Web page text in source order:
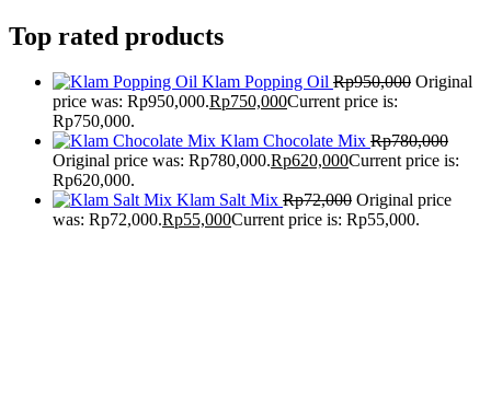
Top rated products
Klam Popping Oil Rp950,000 Original
price was: Rp950,000.Rp750,000Current price is:
Rp750,000.
Klam Chocolate Mix Rp780,000
Original price was: Rp780,000.Rp620,000Current price is:
Rp620,000.
Klam Salt Mix Rp72,000 Original price
was: Rp72,000.Rp55,000Current price is: Rp55,000.